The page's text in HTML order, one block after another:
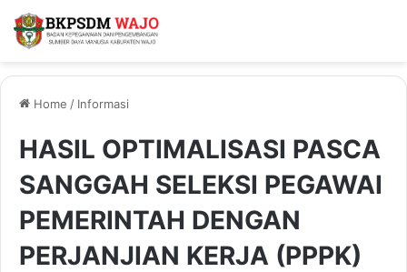
Home / Informasi
HASIL OPTIMALISASI PASCA
SANGGAH SELEKSI PEGAWAI
PEMERINTAH DENGAN
PERJANJIAN KERJA (PPPK)